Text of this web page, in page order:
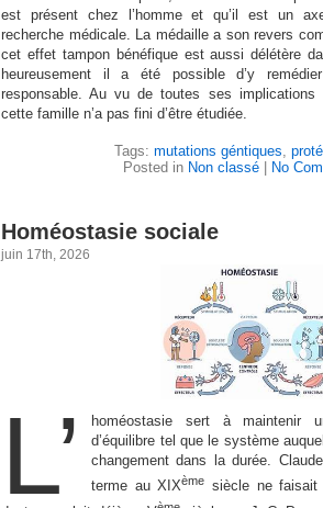
est présent chez l’homme et qu’il est un
recherche médicale. La médaille a son revers
cet effet tampon bénéfique est aussi délétère
heureusement il a été possible d’y
responsable. Au vu de toutes ses implications
cette famille n’a pas fini d’être étudiée.
Tags: mutations géntiques,
Posted in Non classé| No
Homéostasie sociale
juin 17th, 2026
L’
homéostasie sert à maintenir
d’équilibre tel que le système
changement dans la durée.
terme au XIXème siècle ne faisait